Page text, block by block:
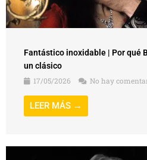
Fantástico inoxidable | Por qué
un clásico
17/05/2026
No hay
LEER MÁS →